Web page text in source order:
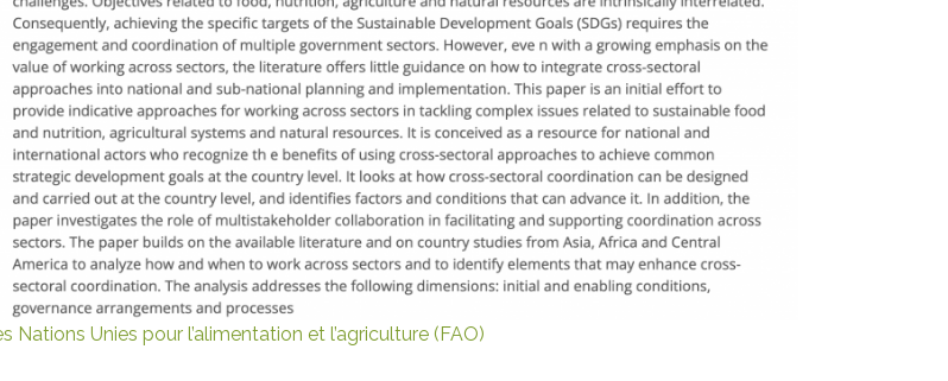
Nations Unies pour l’alimentation et l’agriculture (FAO)